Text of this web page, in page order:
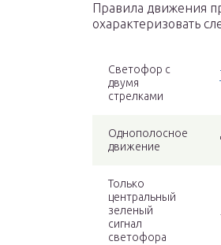
Правила движения
охарактеризовать
Светофор с
двумя
стрелками
Однополосное
движение
Только
центральный
зеленый
сигнал
светофора